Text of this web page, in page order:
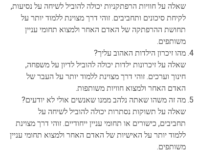
שאלה על חוויות הרפתקניות יכולה להוביל לשיחה על נסיעות,
לקיחת סיכונים ותחביבים. זוהי דרך מצוינת ללמוד יותר על
תחושת ההרפתקה של האדם האחר ולמצוא תחומי עניין
משותפים.
מהו זיכרון הילדות האהוב עליך?
שאלה על זיכרונות ילדות יכולה להוביל לדיון על משפחה,
חינוך וערכים. זוהי דרך מצוינת ללמוד יותר על העבר של
האדם האחר ולמצוא חוויות משותפות.
מה זה משהו שאתה נלהב ממנו שאנשים אולי לא יודעים?
שאלה על תשוקות נסתרות יכולה להוביל לשיחה על
תחביבים, כישורים או תחומי עניין ייחודיים. זוהי דרך מצוינת
ללמוד יותר על האישיות של האדם האחר ולמצוא תחומי עניין
משותפים.